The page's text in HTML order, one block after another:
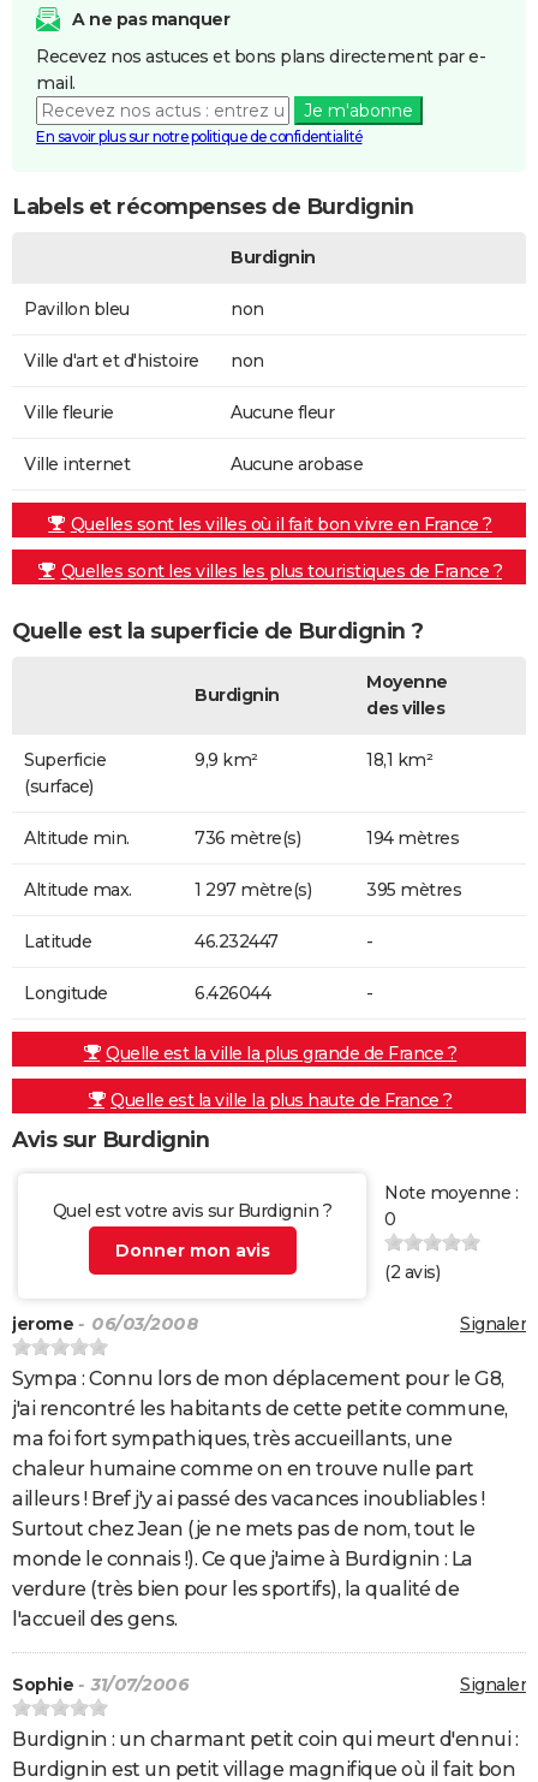
A ne pas manquer
Recevez nos astuces et bons plans directement par e-
mail.
Je m'abonne
En savoir plus sur notre politique de confidentialité
Labels et récompenses de Burdignin
Burdignin
Pavillon bleu non
Ville d'art et d'histoire non
Ville fleurie Aucune fleur
Ville internet Aucune arobase
Quelles sont les villes où il fait bon vivre en France ?
Quelles sont les villes les plus touristiques de France ?
Quelle est la superficie de Burdignin ?
Burdignin
Moyenne
des villes
Superficie
(surface)
9,9 km² 18,1 km²
Altitude min. 736 mètre(s) 194 mètres
Altitude max. 1 297 mètre(s) 395 mètres
Latitude 46.232447 -
Longitude 6.426044 -
Quelle est la ville la plus grande de France ?
Quelle est la ville la plus haute de France ?
Avis sur Burdignin
Quel est votre avis sur Burdignin ?
Donner mon avis
Note moyenne :
0
(2 avis)
Signaler
jerome - 06/03/2008
Sympa : Connu lors de mon déplacement pour le G8,
j'ai rencontré les habitants de cette petite commune,
ma foi fort sympathiques, très accueillants, une
chaleur humaine comme on en trouve nulle part
ailleurs ! Bref j'y ai passé des vacances inoubliables !
Surtout chez Jean (je ne mets pas de nom, tout le
monde le connais !). Ce que j'aime à Burdignin : La
verdure (très bien pour les sportifs), la qualité de
l'accueil des gens.
Signaler
Sophie - 31/07/2006
Burdignin : un charmant petit coin qui meurt d'ennui :
Burdignin est un petit village magnifique où il fait bon